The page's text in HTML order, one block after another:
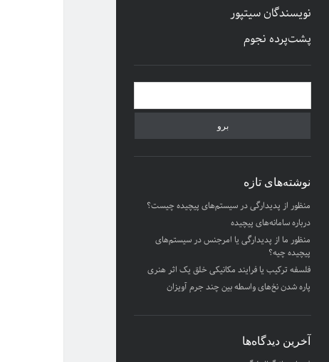
نویسندگان سیتپور
پشت‌پرده نجوم
نوار
کناری
نوشته‌های تازه
منظور از پدیدارگی در سیستم‌های پیچیده چیست؟
درباره سامانه‌های پیچیده
منظور ما از پدیدارگی یا امرجنس در سیستم‌های
پیچیده چیه؟
فلسفه ترکیب یا فرایند مکانیکی خلق یک اثر هنری
پاره شدن نخ‌های واسطه بین چند جرم آویزان
آخرین دیدگاه‌ها